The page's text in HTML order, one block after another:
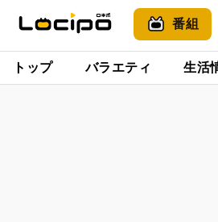
番組
トップ バラエティ 生活